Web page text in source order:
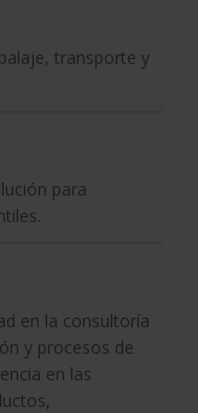
transporte y
para
en la consultoría
y procesos de
en las